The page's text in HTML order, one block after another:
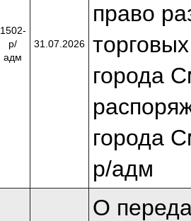
1502-
р/
адм
31.07.2026
право
города
города
р/адм
О